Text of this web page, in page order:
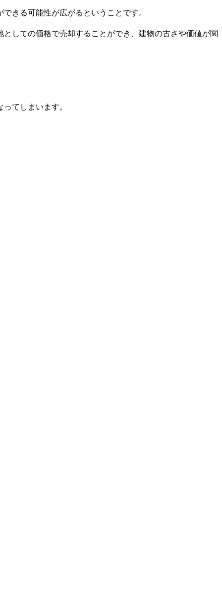
きる可能性が広がるということです。
しての価格で売却することができ、建物の古さや価値が関
てしまいます。